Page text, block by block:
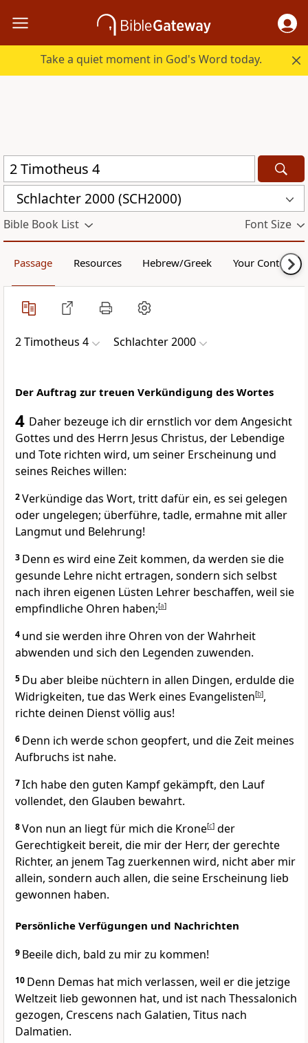
Take a quiet moment in God's Word today.
Schlachter 2000 (SCH2000)
Bible Book List Font Size
Passage Resources Hebrew/Greek Your Content
2 Timotheus 4 Schlachter 2000
Der Auftrag zur treuen Verkündigung des Wortes
4 Daher bezeuge ich dir ernstlich vor dem Angesicht
Gottes und des Herrn Jesus Christus, der Lebendige
und Tote richten wird, um seiner Erscheinung und
seines Reiches willen:
2Verkündige das Wort, tritt dafür ein, es sei gelegen
oder ungelegen; überführe, tadle, ermahne mit aller
Langmut und Belehrung!
3 Denn es wird eine Zeit kommen, da werden sie die
gesunde Lehre nicht ertragen, sondern sich selbst
nach ihren eigenen Lüsten Lehrer beschaffen, weil sie
empfindliche Ohren haben;[a]
4 und sie werden ihre Ohren von der Wahrheit
abwenden und sich den Legenden zuwenden.
5 Du aber bleibe nüchtern in allen Dingen, erdulde die
Widrigkeiten, tue das Werk eines Evangelisten[b],
richte deinen Dienst völlig aus!
6 Denn ich werde schon geopfert, und die Zeit meines
Aufbruchs ist nahe.
7Ich habe den guten Kampf gekämpft, den Lauf
vollendet, den Glauben bewahrt.
8Von nun an liegt für mich die Krone[c] der
Gerechtigkeit bereit, die mir der Herr, der gerechte
Richter, an jenem Tag zuerkennen wird, nicht aber mir
allein, sondern auch allen, die seine Erscheinung lieb
gewonnen haben.
Persönliche Verfügungen und Nachrichten
9 Beeile dich, bald zu mir zu kommen!
10 Denn Demas hat mich verlassen, weil er die jetzige
Weltzeit lieb gewonnen hat, und ist nach Thessalonich
gezogen, Crescens nach Galatien, Titus nach
Dalmatien.